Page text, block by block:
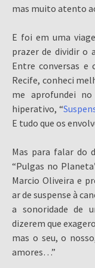
mas muito atento
E foi em uma
prazer de dividir o
Entre conversas e
Recife, conheci
me aprofundei
hiperativo, “
E tudo que os
Mas para falar do
“Pulgas no
Marcio Oliveira e
ar de suspense à
a sonoridade de
dizerem que
mas o seu, o
amores…”